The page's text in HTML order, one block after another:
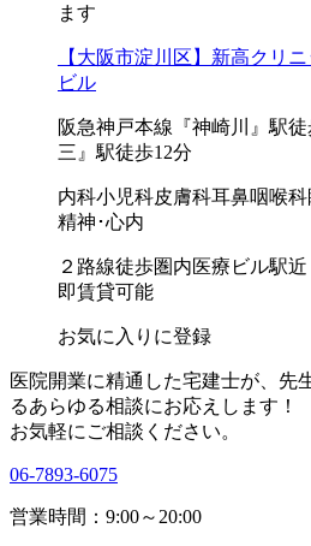
ます
【大阪市淀川区】新高クリ
ビル
阪急神戸本線『神崎川』駅
三』駅徒歩12分
内科小児科皮膚科耳鼻咽喉科
精神･心内
２路線徒歩圏内医療ビル駅近
即賃貸可能
お気に入りに登録
医院開業に精通した宅建士が、 先
るあらゆる相談にお応えします！
お気軽にご相談ください。
06-7893-6075
営業時間：9:00～20:00